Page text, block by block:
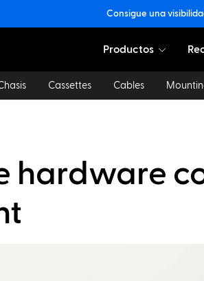
Consigue una
Productos
Cassettes Cables
hardware